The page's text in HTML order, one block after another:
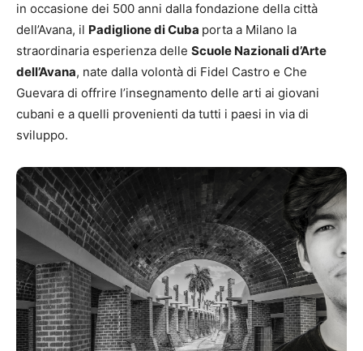
in occasione dei 500 anni dalla fondazione della città
dell’Avana, il Padiglione di Cuba porta a Milano la
straordinaria esperienza delle Scuole Nazionali d’Arte
dell’Avana, nate dalla volontà di Fidel Castro e Che
Guevara di offrire l’insegnamento delle arti ai giovani
cubani e a quelli provenienti da tutti i paesi in via di
sviluppo.